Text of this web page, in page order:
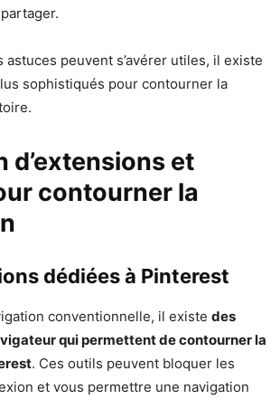
astuces peuvent s’avérer utiles, il existe
sophistiqués pour contourner la
d’extensions et
contourner la
dédiées à Pinterest
conventionnelle, il existe des
qui permettent de contourner la
. Ces outils peuvent bloquer les
et vous permettre une navigation